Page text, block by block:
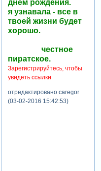
днем рождения.
я узнавала - все в
твоей жизни будет
хорошо.
честное
пиратское.
Зарегистрируйтесь, чтобы
увидеть ссылки
отредактировано caregor
(03-02-2016 15:42:53)